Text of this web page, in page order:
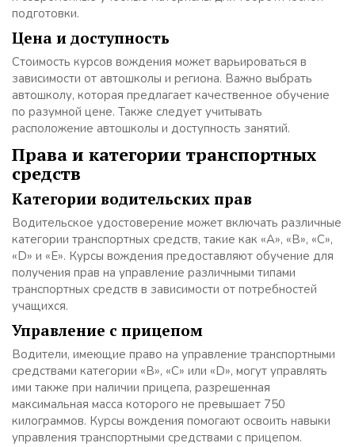
подготовки.
Цена и доступность
Стоимость курсов вождения может варьироваться в
зависимости от автошколы и региона. Важно выбрать
автошколу, которая предлагает качественное обучение
по разумной цене. Также следует учитывать
расположение автошколы и доступность занятий.
Права и категории транспортных
средств
Категории водительских прав
Водительское удостоверение может включать различные
категории транспортных средств, такие как «A», «B», «C»,
«D» и «E». Курсы вождения предоставляют обучение для
получения прав на управление различными типами
транспортных средств в зависимости от потребностей
учащихся.
Управление с прицепом
Водители, имеющие право на управление транспортными
средствами категории «B», «C» или «D», могут управлять
ими также при наличии прицепа, разрешенная
максимальная масса которого не превышает 750
килограммов. Курсы вождения помогают освоить навыки
управления транспортными средствами с прицепом.